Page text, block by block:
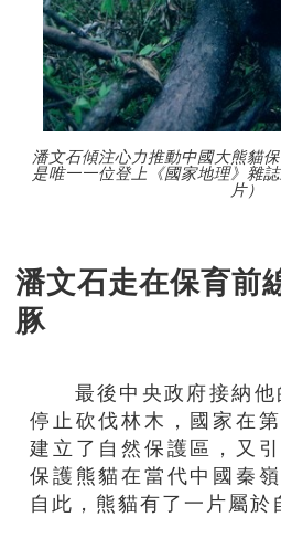
潘文石傾注心力推動中國大熊貓
是唯一一位登上《國家地理》雜
片）
潘文石走在保育前
豚
最後中央政府接納他
停止砍伐林木，國家在
建立了自然保護區，又
保護熊貓在當代中國秦
自此，熊貓有了一片屬於